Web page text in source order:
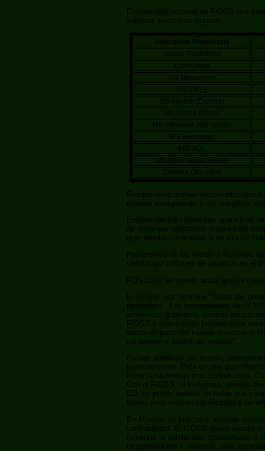
Existen aplicaciones de F/OSS que
sólo por mencionar algunos:
Aplicacion Propietaria
Adobe Photoshop
CorelDraw
MS Messenger
MS Office
MS Internet Explorer
MS Media Player
MS Windows File Server
MS Exchange
MS SQL
MS Information Server
Sistema Operativo
Pueden intercambiar documentos que
manera transparente y sin
Existen también sistemas operativos
de sistemas operativos propietarios
gran reputación gracias a su alta
Hablaremos de las metas y filosofías
usados por millones de usuarios en el
FLISoL es un evento anual que se
El FLISoL nos dice que "Todas las
propietario". Las comunidades de F/
empresas, gobiernos, centros
F/OSS y como estás pueden crear
cualquier parte del mundo merecen la
comparten y modifican recetas".
Países alrededor del mundo,
licenciamiento. Esta es una gran
licencia ha formas mas comerciales.
Con el F/OSS, si lo deseas, puedes
CD, se puede instalar en todas sus
futuro, pero existen significados y
En México, se buscan a menudo
confiabilidad. El F/OSS puede ayudar
fomentar la solidaridad, colaboración y
programadores y usuarios, para